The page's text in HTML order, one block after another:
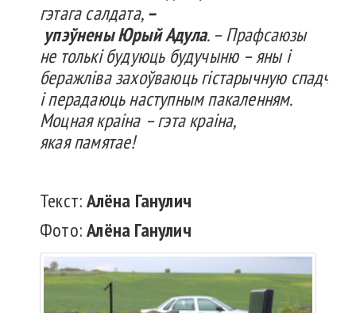
гэтага салдата,–
упэўненыЮрыйАдула. –Прафсаюзы
не толькі будуюць будучыню–яныі
беражлівазахоўваюцьгістарычную
іперадаюцьнаступнымпакаленням.
Моцнаякраіна–гэтакраіна,
якаяпамятае!
Текст:Алёна Ганулич
Фото:АлёнаГанулич